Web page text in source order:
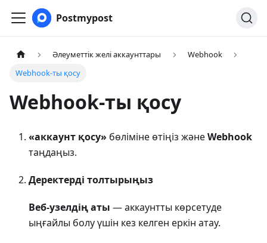
Postmypost
Әлеуметтік желі аккаунттары
Webhook
Webhook-ты қосу
Webhook-ты қосу
«аккаунт қосу» бөліміне өтіңіз жәнеWebhook
таңдаңыз.
Деректерді толтырыңыз
Веб-узелдің аты — аккаунтты көрсетуде
ыңғайлы болу үшін кез келген еркін атау.